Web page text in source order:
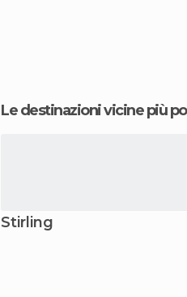
Le destinazioni vicine più
Stirling